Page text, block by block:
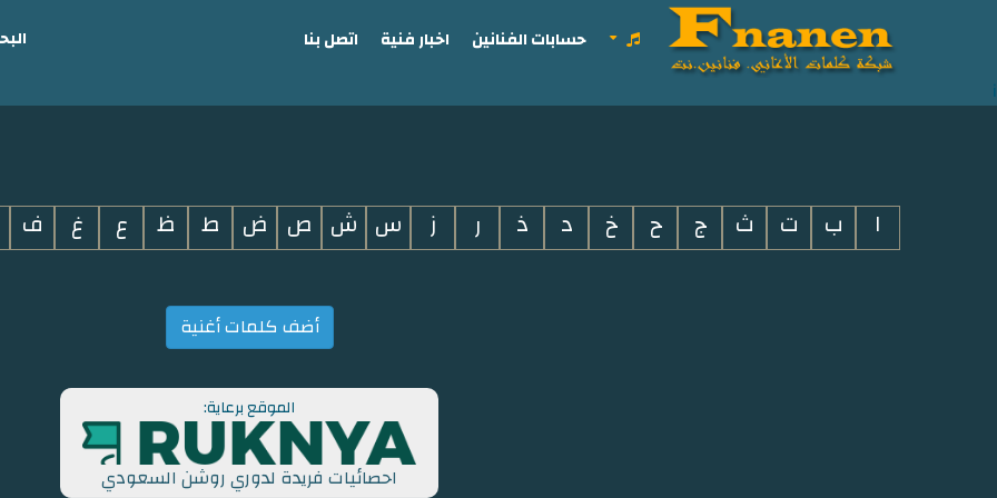
i
حسابات الفنانين اخبار فنية اتصل بنا
ا ب ت ث ج ح خ د ذ ر ز س ش ص ض ط ظ ع غ ف
أضف كلمات أغنية
الموقع برعاية:
احصائيات فريدة لدوري روشن السعودي